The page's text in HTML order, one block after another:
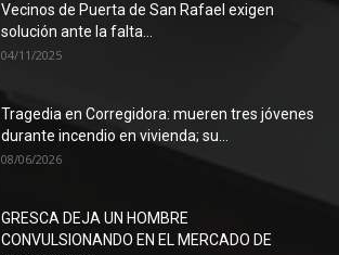
Vecinos de Puerta de San Rafael exigen
solución ante la falta...
04/11/2025
Tragedia en Corregidora: mueren tres jóvenes
durante incendio en vivienda; su...
08/06/2026
GRESCA DEJA UN HOMBRE
CONVULSIONANDO EN EL MERCADO DE